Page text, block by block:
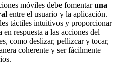
móviles debe fomentaruna
entre el usuario y la aplicación.
táctiles intuitivos y proporcionar
respuesta a las acciones del
como deslizar, pellizcar y tocar,
coherente y ser fácilmente